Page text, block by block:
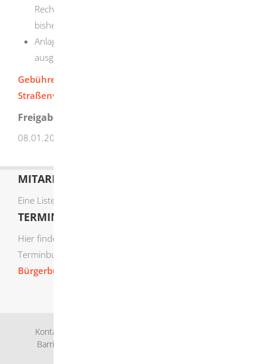
Rechts und Umtausch von Führerscheinen nach
bisherigen Mustern
Anlage 8e Umtausch vor dem 19. Januar 2013
ausgestellter Führerscheine
Gebührenordnung für Maßnahmen im
Straßenverkehr (GebOSt)
Freigabevermerk
08.01.2026 Verkehrsministerium Baden-Württemberg
MITARBEITERLISTE
Eine Liste der Mitarbeiter von A-Z finden Sie
TERMIN ONLINE BUCHEN
Hier finden Sie die verfügbaren Sachgebiete zur Online-
Terminbuchung:
Bürgerbüro Termine online buchen
Kontakt
Barrierefreiheit